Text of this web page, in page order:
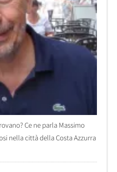
Ce ne parla Massimo
nella città della Costa Azzurra